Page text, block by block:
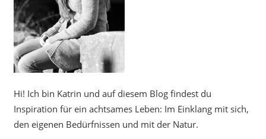
Hi! Ich bin Katrin und auf diesem Blog findest du
Inspiration für ein achtsames Leben: Im Einklang mit sich,
den eigenen Bedürfnissen und mit der Natur.